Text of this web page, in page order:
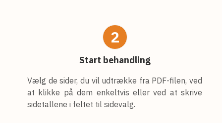
2
Start behandling
Vælg de sider, du vil udtrække fra PDF-filen, ved
at klikke på dem enkeltvis eller ved at skrive
sidetallene i feltet til sidevalg.